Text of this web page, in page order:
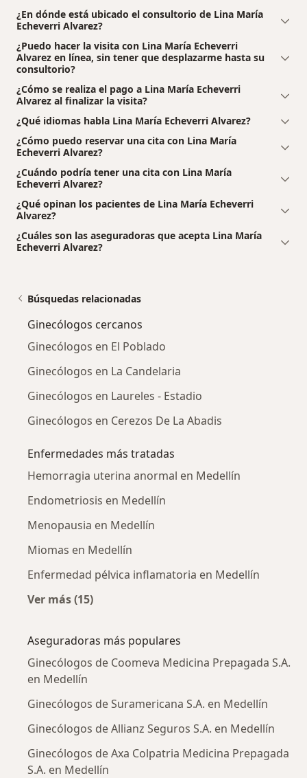
¿En dónde está ubicado el consultorio de Lina María
Echeverri Alvarez?
¿Puedo hacer la visita con Lina María Echeverri
Alvarez en línea, sin tener que desplazarme hasta su
consultorio?
¿Cómo se realiza el pago a Lina María Echeverri
Alvarez al finalizar la visita?
¿Qué idiomas habla Lina María Echeverri Alvarez?
¿Cómo puedo reservar una cita con Lina María
Echeverri Alvarez?
¿Cuándo podría tener una cita con Lina María
Echeverri Alvarez?
¿Qué opinan los pacientes de Lina María Echeverri
Alvarez?
¿Cuáles son las aseguradoras que acepta Lina María
Echeverri Alvarez?
Búsquedas relacionadas
Ginecólogos cercanos
Ginecólogos en El Poblado
Ginecólogos en La Candelaria
Ginecólogos en Laureles - Estadio
Ginecólogos en Cerezos De La Abadis
Enfermedades más tratadas
Hemorragia uterina anormal en Medellín
Endometriosis en Medellín
Menopausia en Medellín
Miomas en Medellín
Enfermedad pélvica inflamatoria en Medellín
Ver más (15)
Aseguradoras más populares
Ginecólogos de Coomeva Medicina Prepagada S.A.
en Medellín
Ginecólogos de Suramericana S.A. en Medellín
Ginecólogos de Allianz Seguros S.A. en Medellín
Ginecólogos de Axa Colpatria Medicina Prepagada
S.A. en Medellín